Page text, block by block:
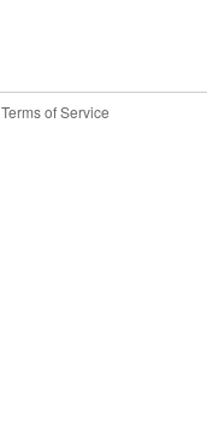
Terms of Service